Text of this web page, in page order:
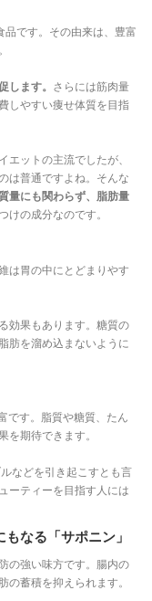
品です。その由来は、豊富
します。 さらには筋肉量
しやすい痩せ体質を目指
ットの主流でしたが、
は普通ですよね。そんな
量にも関わらず、脂肪量
けの成分なのです。
は胃の中にとどまりやす
効果もあります。糖質の
肪を溜め込まないように
です。脂質や糖質、たん
期待できます。
などを引き起こすとも言
ーティーを目指す人には
なる「サポニン」
の強い味方です。腸内の
蓄積を抑えられます。